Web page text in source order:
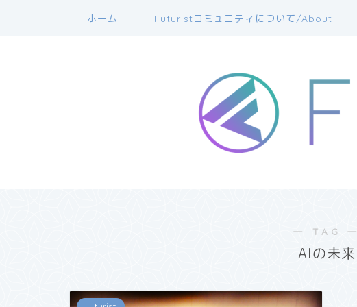
ホーム Futuristコミュニティについて/About
― TAG ―
AIの未来